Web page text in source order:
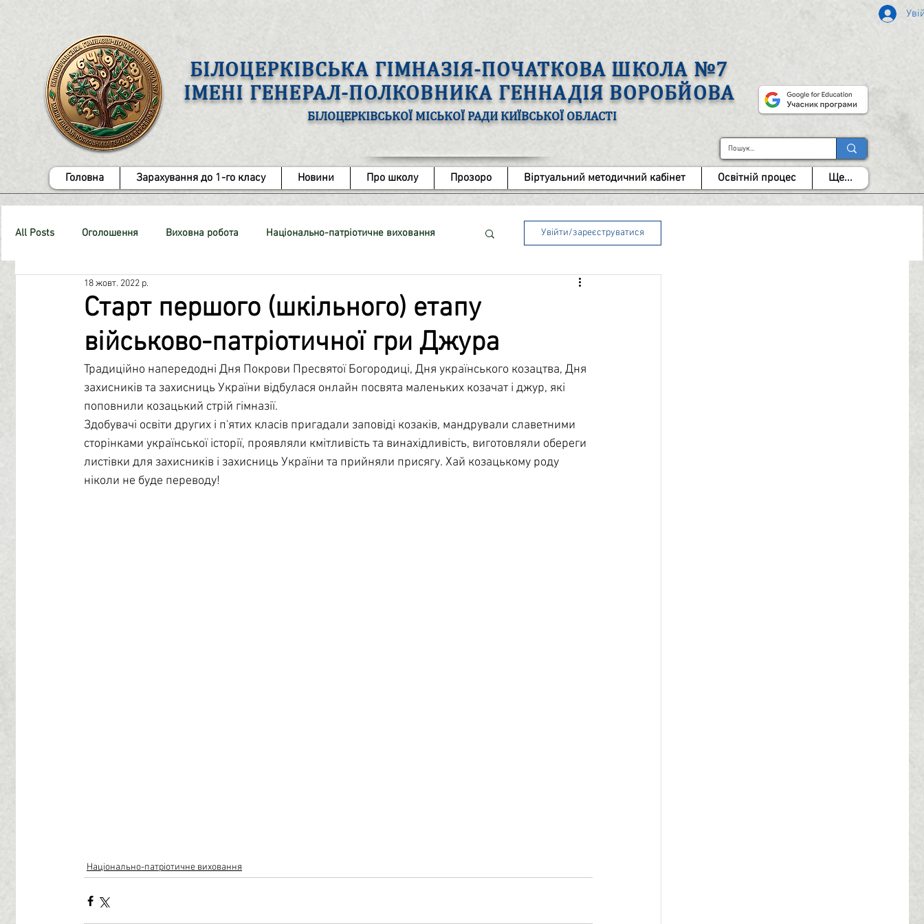
БІЛОЦЕРКІВСЬКА ГІМНАЗІЯ-ПОЧАТКОВА ШКОЛА №7
ІМЕНІ ГЕНЕРАЛ-ПОЛКОВНИКА ГЕННАДІЯ ВОРОБЙОВА
БІЛОЦЕРКІВСЬКОЇ МІСЬКОЇ РАДИ КИЇВСЬКОЇ ОБЛАСТІ
Головна Зарахування до 1-го класу Новини Про школу Прозоро Віртуальний методичний кабінет Освітній процес Ще...
All Posts Оголошення Виховна робота Національно-патріотичне виховання
СТОП-Булінг! Методична робота
Профорієнтація Бібліотечний центр Психологічна служба Освітня безпека
Увійти/зареєструватися
Старт першого (шкільного) етапу
військово-патріотичної гри Джура
18 жовт. 2022 р.
Традиційно напередодні Дня Покрови Пресвятої Богородиці, Дня українського козацтва, Дня
захисників та захисниць України відбулася онлайн посвята маленьких козачат і джур, які
поповнили козацький стрій гімназії.
Здобувачі освіти других і п'ятих класів пригадали заповіді козаків, мандрували славетними
сторінками української історії, проявляли кмітливість та винахідливість, виготовляли обереги
листівки для захисників і захисниць України та прийняли присягу. Хай козацькому роду
ніколи не буде переводу!
Національно-патріотичне виховання